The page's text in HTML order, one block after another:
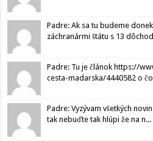
Padre: Ak sa tu budeme
záchranármi štátu s 13
Padre: Tu je článok https://
cesta-madarska/4440582 o
Padre: Vyzývam všetkých
tak nebuďte tak hlúpi že na n...